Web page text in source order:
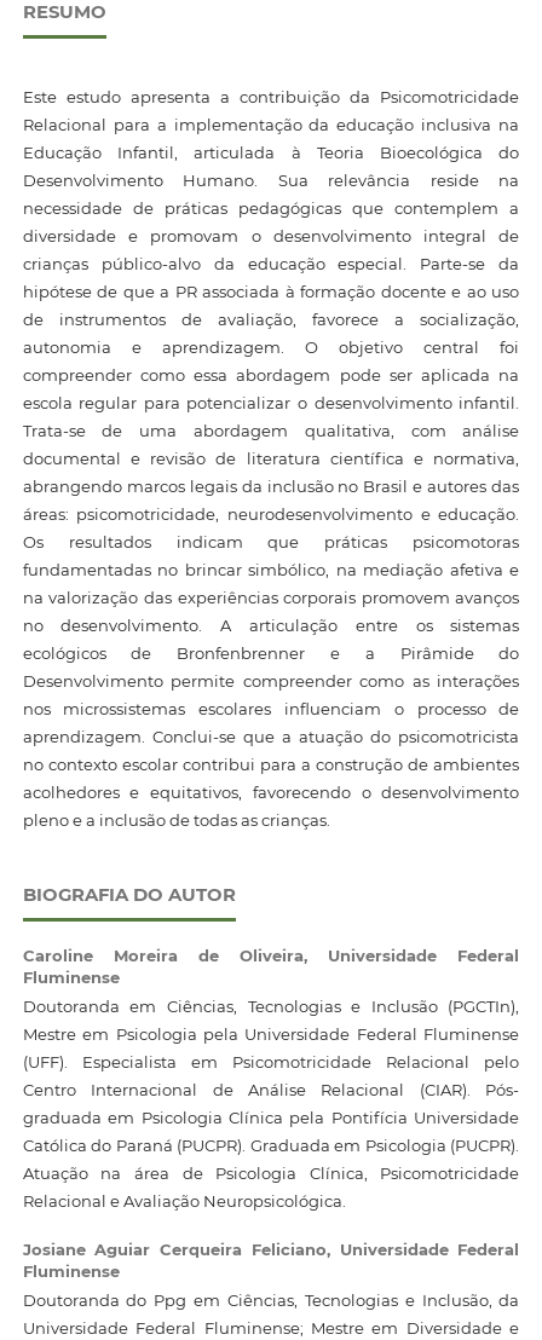
RESUMO
Este estudo apresenta a contribuição da Psicomotricidade
Relacional para a implementação da educação inclusiva na
Educação Infantil, articulada à Teoria Bioecológica do
Desenvolvimento Humano. Sua relevância reside na
necessidade de práticas pedagógicas que contemplem a
diversidade e promovam o desenvolvimento integral de
crianças público-alvo da educação especial. Parte-se da
hipótese de que a PR associada à formação docente e ao uso
de instrumentos de avaliação, favorece a socialização,
autonomia e aprendizagem. O objetivo central foi
compreender como essa abordagem pode ser aplicada na
escola regular para potencializar o desenvolvimento infantil.
Trata-se de uma abordagem qualitativa, com análise
documental e revisão de literatura científica e normativa,
abrangendo marcos legais da inclusão no Brasil e autores das
áreas: psicomotricidade, neurodesenvolvimento e educação.
Os resultados indicam que práticas psicomotoras
fundamentadas no brincar simbólico, na mediação afetiva e
na valorização das experiências corporais promovem avanços
no desenvolvimento. A articulação entre os sistemas
ecológicos de Bronfenbrenner e a Pirâmide do
Desenvolvimento permite compreender como as interações
nos microssistemas escolares influenciam o processo de
aprendizagem. Conclui-se que a atuação do psicomotricista
no contexto escolar contribui para a construção de ambientes
acolhedores e equitativos, favorecendo o desenvolvimento
pleno e a inclusão de todas as crianças.
BIOGRAFIA DO AUTOR
Caroline Moreira de Oliveira, Universidade Federal
Fluminense
Doutoranda em Ciências, Tecnologias e Inclusão (PGCTIn),
Mestre em Psicologia pela Universidade Federal Fluminense
(UFF). Especialista em Psicomotricidade Relacional pelo
Centro Internacional de Análise Relacional (CIAR). Pós-
graduada em Psicologia Clínica pela Pontifícia Universidade
Católica do Paraná (PUCPR). Graduada em Psicologia (PUCPR).
Atuação na área de Psicologia Clínica, Psicomotricidade
Relacional e Avaliação Neuropsicológica.
Josiane Aguiar Cerqueira Feliciano, Universidade Federal
Fluminense
Doutoranda do Ppg em Ciências, Tecnologias e Inclusão, da
Universidade Federal Fluminense; Mestre em Diversidade e